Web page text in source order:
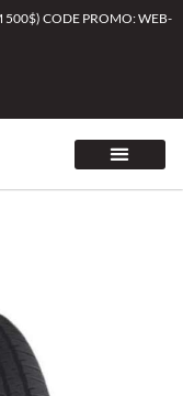
500$) CODE PROMO: WEB-